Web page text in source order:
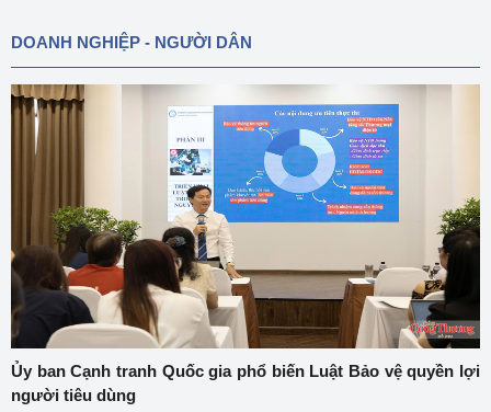
DOANH NGHIỆP - NGƯỜI DÂN
Ủy ban Cạnh tranh Quốc gia phổ biến Luật Bảo vệ quyền lợi
người tiêu dùng